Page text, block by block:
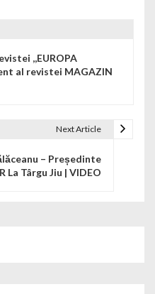
,,EUROPA
al revistei MAGAZIN
Next Article
– Președinte
La Târgu Jiu | VIDEO